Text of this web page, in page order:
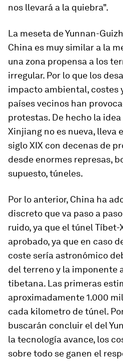
nos llevará a la quiebra".
La meseta de Yunnan-
China es muy similar a la
una zona propensa a los
irregular. Por lo que los
impacto ambiental, costes
países vecinos han
protestas. De hecho la
Xinjiang no es nueva, lleva
siglo XIX con decenas de
desde enormes represas,
supuesto, túneles.
Por lo anterior, China ha
discreto que va paso a
ruido, ya que el túnel
aprobado, ya que en caso
coste sería astronómico
del terreno y la imponente
tibetana. Las primeras
aproximadamente 1.000
cada kilometro de túnel.
buscarán concluir el del
la tecnología avance, los
sobre todo se ganen el